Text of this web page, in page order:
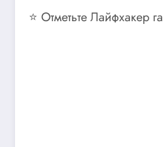
⭐ Отметьте Лайфхакер